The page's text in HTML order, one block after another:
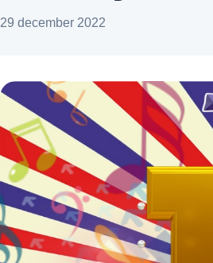
29 december 2022